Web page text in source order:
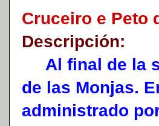
Cruceiro e Peto
Descripción:
Al final de la
de las Monjas.
administrado